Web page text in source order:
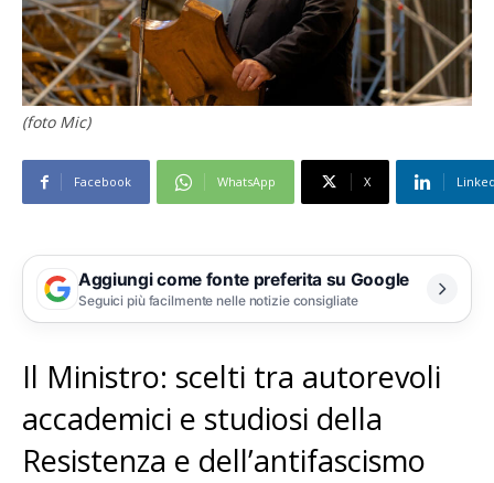
(foto Mic)
Facebook WhatsApp X
Aggiungi come fonte preferita su Google
Seguici più facilmente nelle notizie consigliate
Il Ministro: scelti tra autorevoli
accademici e studiosi della
Resistenza e dell’antifascismo